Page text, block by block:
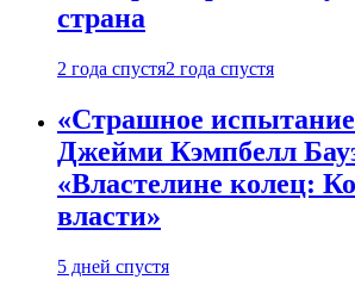
страна
2 года спустя2 года спустя
«Страшное
Джейми Кэмпбелл
«Властелине колец:
власти»
5 дней спустя